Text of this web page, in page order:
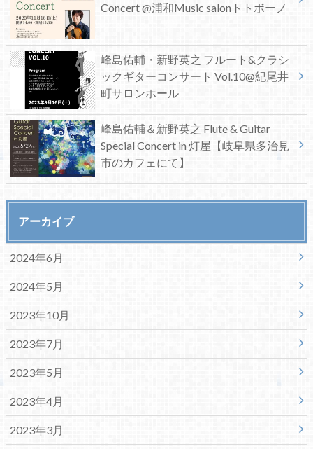
Concert @浦和Music salonトトボーノ
峰島佑輔・新野英之 フルート&クラシ
ックギターコンサート Vol.10@紀尾井
町サロンホール
峰島佑輔＆新野英之 Flute & Guitar
Special Concert in 灯屋【岐阜県多治見
市のカフェにて】
アーカイブ
2024年6月
2024年5月
2023年10月
2023年7月
2023年5月
2023年4月
2023年3月